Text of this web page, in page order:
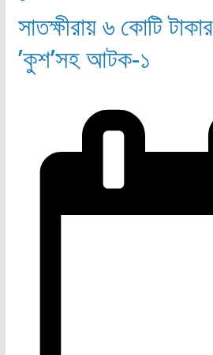
সাতক্ষীরায় ৬ কোটি
’কুশ’সহ আটক-১